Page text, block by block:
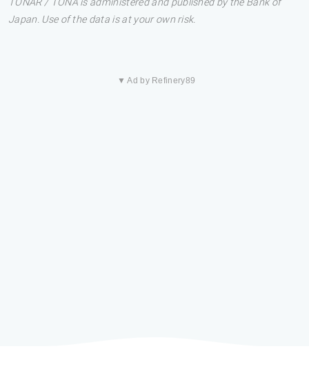
TONAR / TONA is administered and published by the Bank of
Japan. Use of the data is at your own risk.
▼ Ad by Refinery89